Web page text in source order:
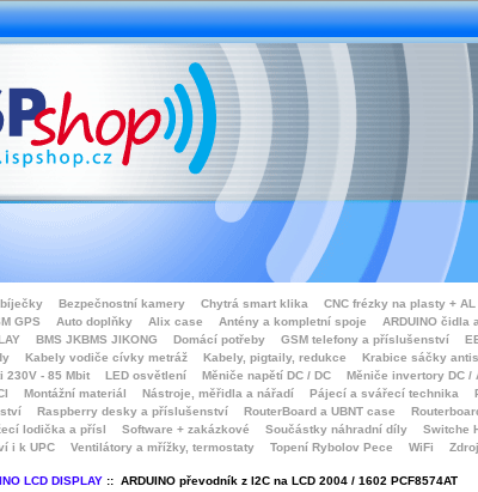
Bezpečnostní kamery Chytrá smart klika CNC frézky na plasty + AL
GPS Auto doplňky Alix case Antény a kompletní spoje ARDUINO čidla
BMS JKBMS JIKONG Domácí potřeby GSM telefony a příslušenství
Kabely vodiče cívky metráž Kabely, pigtaily, redukce Krabice sáčky
230V - 85 Mbit LED osvětlení Měniče napětí DC / DC Měniče invertory DC /
Montážní materiál Nástroje, měřidla a nářadí Pájecí a svářecí technika
Raspberry desky a příslušenství RouterBoard a UBNT case
lodička a přísl Software + zakázkové Součástky náhradní díly Switche
i k UPC Ventilátory a mřížky, termostaty Topení Rybolov Pece WiFi
LCD DISPLAY:: ARDUINO převodník z I2C na LCD 2004 / 1602 PCF8574AT